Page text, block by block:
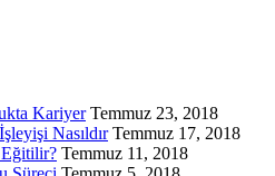
Kariyer Temmuz 23, 2018
Nasıldır Temmuz 17, 2018
Temmuz 11, 2018